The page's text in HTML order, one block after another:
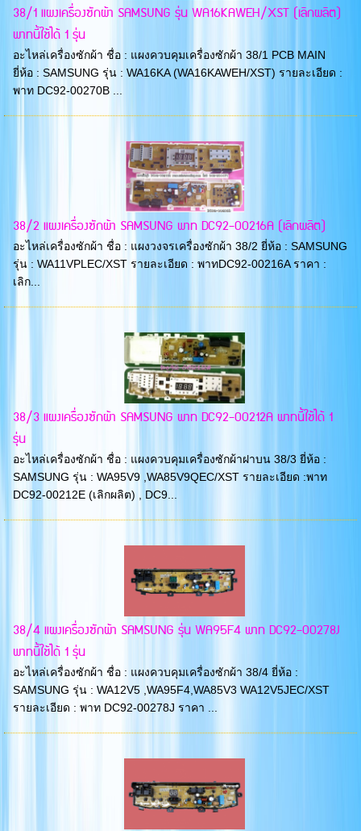
38/1 แผงเครื่องซักผ้า SAMSUNG รุ่น WA16KAWEH/XST (เลิกผลิต)
พาทนี้ใช้ได้ 1 รุ่น
อะไหล่เครื่องซักผ้า ชื่อ : แผงควบคุมเครื่องซักผ้า 38/1 PCB MAIN
ยี่ห้อ : SAMSUNG รุ่น : WA16KA (WA16KAWEH/XST) รายละเอียด :
พาท DC92-00270B ...
38/2 แผงเครื่องซักผ้า SAMSUNG พาท DC92-00216A (เลิกผลิต)
อะไหล่เครื่องซักผ้า ชื่อ : แผงวงจรเครื่องซักผ้า 38/2 ยี่ห้อ : SAMSUNG
รุ่น : WA11VPLEC/XST รายละเอียด : พาทDC92-00216A ราคา :
เลิก...
38/3 แผงเครื่องซักผ้า SAMSUNG พาท DC92-00212A พาทนี้ใช้ได้ 1
รุ่น
อะไหล่เครื่องซักผ้า ชื่อ : แผงควบคุมเครื่องซักผ้าฝาบน 38/3 ยี่ห้อ :
SAMSUNG รุ่น : WA95V9 ,WA85V9QEC/XST รายละเอียด :พาท
DC92-00212E (เลิกผลิต) , DC9...
38/4 แผงเครื่องซักผ้า SAMSUNG รุ่น WA95F4 พาท DC92-00278J
พาทนี้ใช้ได้ 1 รุ่น
อะไหล่เครื่องซักผ้า ชื่อ : แผงควบคุมเครื่องซักผ้า 38/4 ยี่ห้อ :
SAMSUNG รุ่น : WA12V5 ,WA95F4,WA85V3 WA12V5JEC/XST
รายละเอียด : พาท DC92-00278J ราคา ...